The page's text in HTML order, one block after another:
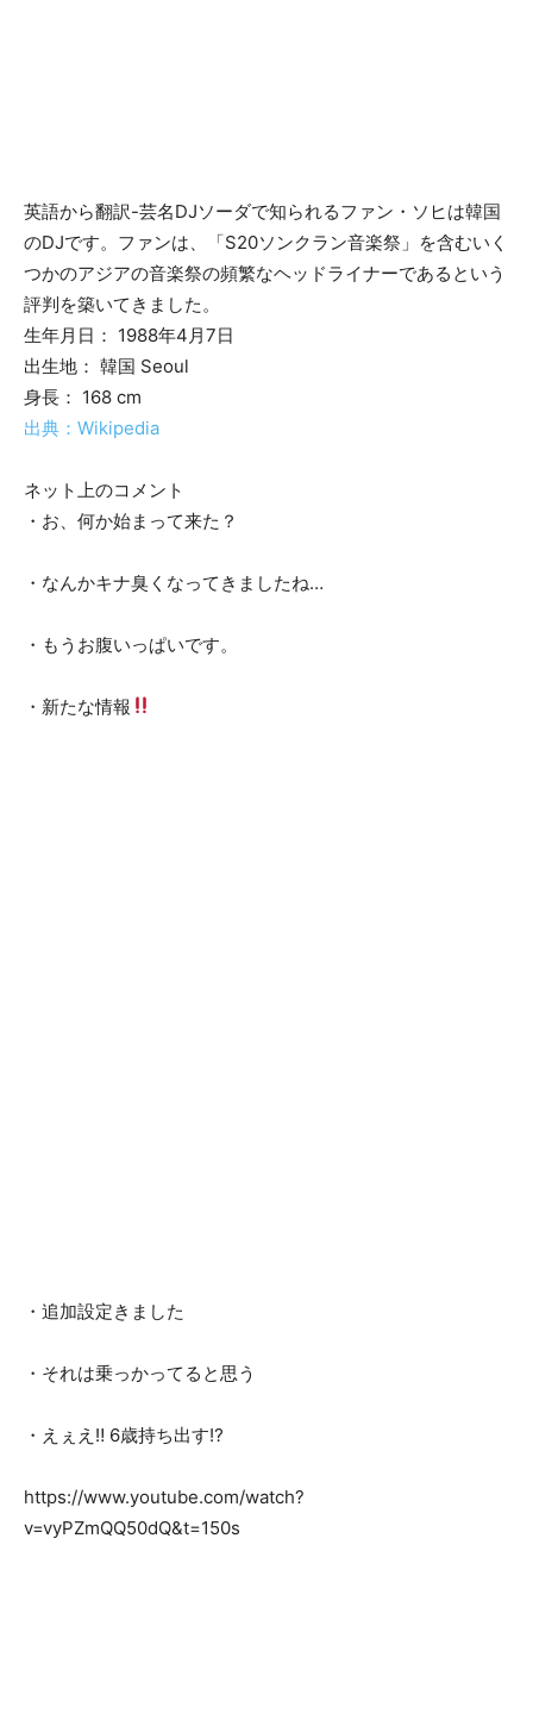
英語から翻訳-芸名DJソーダで知られるファン・ソヒは韓国
のDJです。ファンは、「S20ソンクラン音楽祭」を含むいく
つかのアジアの音楽祭の頻繁なヘッドライナーであるという
評判を築いてきました。
生年月日： 1988年4月7日
出生地： 韓国 Seoul
身長： 168 cm
出典：Wikipedia
ネット上のコメント
・お、何か始まって来た？
・なんかキナ臭くなってきましたね…
・もうお腹いっぱいです。
・新たな情報
・追加設定きました
・それは乗っかってると思う
・えぇえ‼︎ 6歳持ち出す⁉︎
https://www.youtube.com/watch?
v=vyPZmQQ50dQ&t=150s